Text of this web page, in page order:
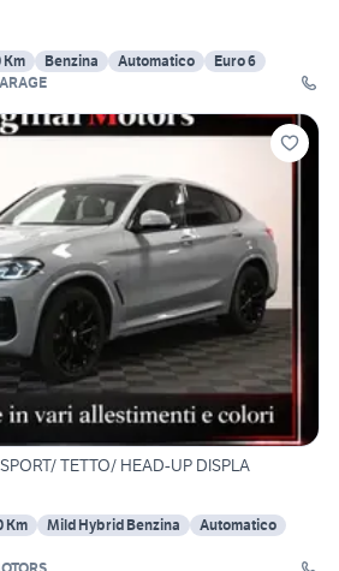
Km Benzina Automatico
Euro 6
TETTO/ HEAD-UP DISPLA
Km Mild Hybrid Benzina
Automatico